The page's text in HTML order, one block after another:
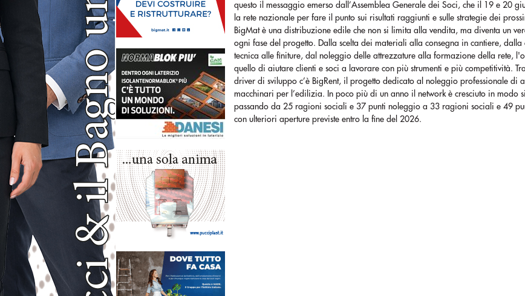
questo il messaggio emerso dall’Assemblea Generale dei Soci, che il 19 e 20
la rete nazionale per fare il punto sui risultati raggiunti e sulle strategie dei
BigMat è una distribuzione edile che non si limita alla vendita, ma diventa un
ogni fase del progetto. Dalla scelta dei materiali alla consegna in cantiere, dalla
tecnica alle finiture, dal noleggio delle attrezzature alla formazione della rete,
quello di aiutare clienti e soci a lavorare con più strumenti e più competitività.
driver di sviluppo c’è BigRent, il progetto dedicato al noleggio professionale di
macchinari per l’edilizia. In poco più di un anno il network è cresciuto in modo
passando da 25 ragioni sociali e 37 punti noleggio a 33 ragioni sociali e 49
con ulteriori aperture previste entro la fine del 2026.